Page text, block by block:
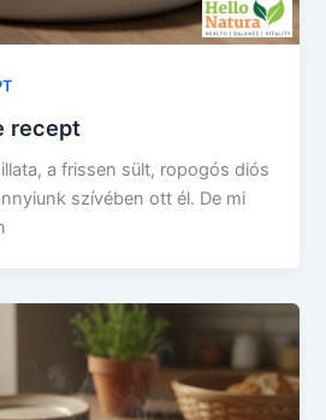
recept
a frissen sült, ropogós diós
szívében ott él. De mi